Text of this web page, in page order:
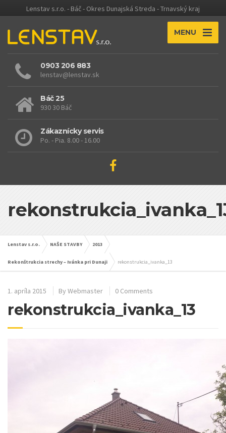
Lenstav s.r.o. - Báč - Okres Dunajská Streda - Trnavský kraj
MENU
0903 206 883
lenstav@lenstav.sk
Báč 25
930 30 Báč
Zákaznícky servis
Po. - Pia. 8.00 - 16.00
Lenstav s.r.o. NAŠE STAVBY 2013
Rekonštrukcia strechy – Ivánka pri Dunaji rekonstrukcia_ivanka_13
1. apríla 2015 By Webmaster 0 Comments
rekonstrukcia_ivanka_13